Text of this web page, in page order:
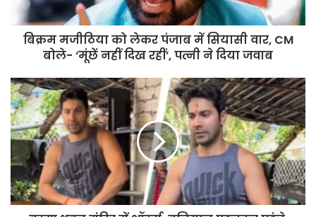
वार,
CM
बोले-
दिख
रहीं’,
पत्नी
ने
दिया
जवाब
बिक्रम मजीठिया को लेकर पंजाब में सियासी वार, CM
बोले- ‘मूंछें नहीं दिख रहीं’, पत्नी ने दिया जवाब
वरुण
धवन
मंदिर
में
शॉर्ट्स-
बनियान
पहनकर
पहुंचे,
वायरल